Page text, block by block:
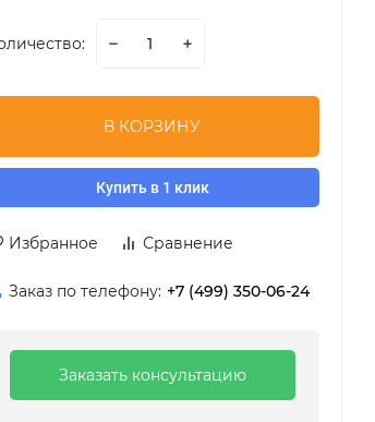
В КОРЗИНУ
Купить в 1 клик
Избранное Сравнение
Заказ по телефону: +7 (499) 350-06-24
Заказать консультацию